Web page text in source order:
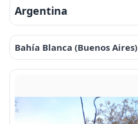
Argentina
Bahía Blanca (Buenos Aires)